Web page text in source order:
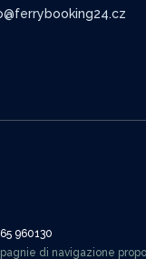
960130
di navigazione